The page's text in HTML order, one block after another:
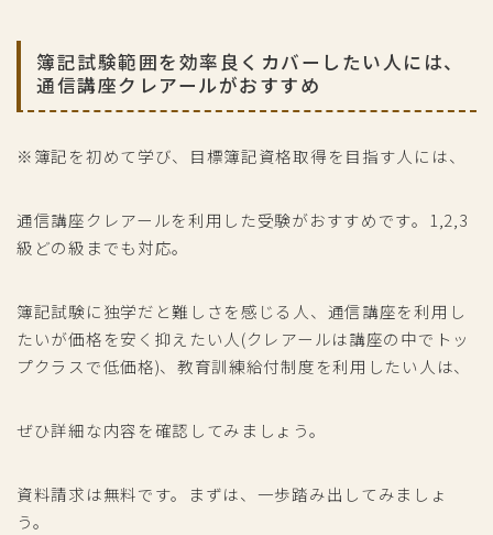
簿記試験範囲を効率良くカバーしたい人には、
通信講座クレアールがおすすめ
※簿記を初めて学び、目標簿記資格取得を目指す人には、
通信講座クレアールを利用した受験がおすすめです。1,2,3
級どの級までも対応。
簿記試験に独学だと難しさを感じる人、通信講座を利用し
たいが価格を安く抑えたい人(クレアールは講座の中でトッ
プクラスで低価格)、教育訓練給付制度を利用したい人は、
ぜひ詳細な内容を確認してみましょう。
資料請求は無料です。まずは、一歩踏み出してみましょ
う。